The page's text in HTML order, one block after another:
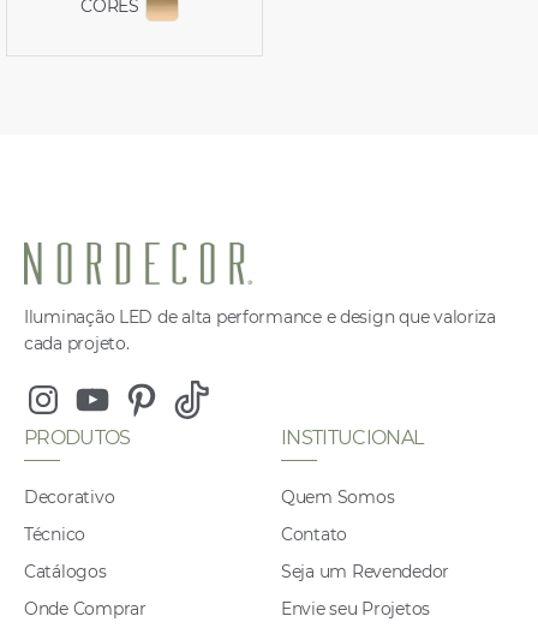
CORES EXIBIR COR 2796
Iluminação LED de alta performance e design que valoriza
cada projeto.
InstagramYoutubePinterest
Tiktok
PRODUTOS
Decorativo
Técnico
Catálogos
Onde Comprar
INSTITUCIONAL
Quem Somos
Contato
Seja um Revendedor
Envie seu Projetos